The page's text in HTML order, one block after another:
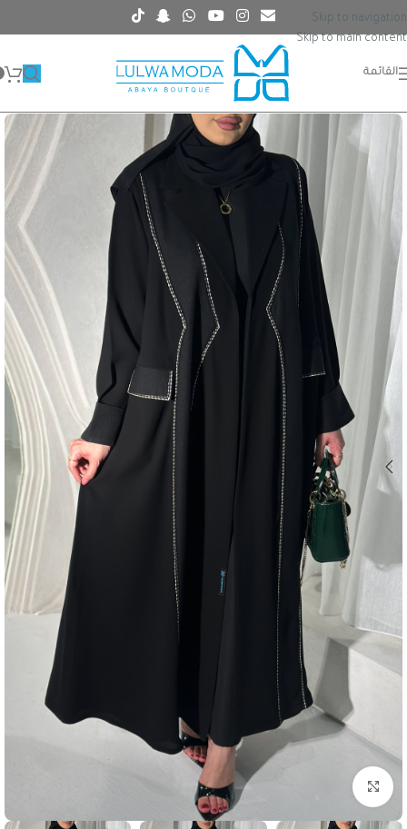
Skip to navigation
Skip to main content
القائمة
اضغط للتكبير